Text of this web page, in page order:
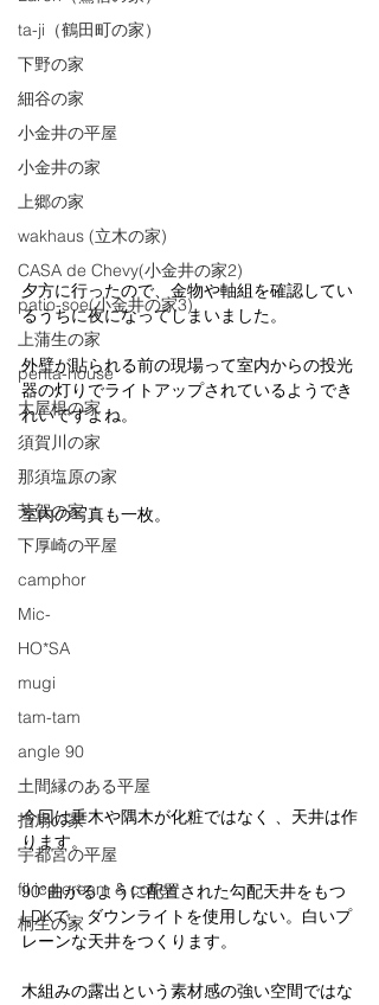
ta-ji（鶴田町の家）
下野の家
細谷の家
小金井の平屋
小金井の家
上郷の家
wakhaus (立木の家)
CASA de Chevy(小金井の家2)
patio-soe(小金井の家3)
上蒲生の家
penta-house
大屋根の家
須賀川の家
那須塩原の家
芳賀の家
下厚崎の平屋
camphor
Mic-
HO*SA
mugi
tam-tam
angle 90
土間縁のある平屋
指扇の家
宇都宮の平屋
fil ice cream & coffee
桐生の家
夕方に行ったので、金物や軸組を確認してい
るうちに夜になってしまいました。
外壁が貼られる前の現場って室内からの投光
器の灯りでライトアップされているようでき
れいですよね。
室内の写真も一枚。
今回は垂木や隅木が化粧ではなく 、天井は作
ります。
90°曲がるように配置された勾配天井をもつ
LDKで、ダウンライトを使用しない。白いプ
レーンな天井をつくります。
木組みの露出という素材感の強い空間ではな